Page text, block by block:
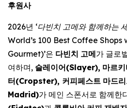
후원사
2026년 ‘다빈치 고메와 함께하는
World’s 100 Best Coffee Shops
Gourmet)’은 다빈치 고메가 글로
여하며, 슬레이어(Slayer), 마르
터(Cropster), 커피페스트 마드
Madrid)가 메인 스폰서로 함께한